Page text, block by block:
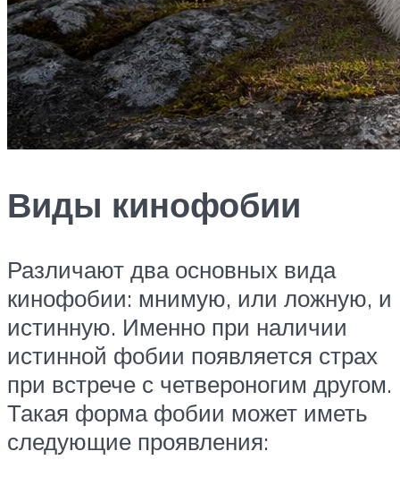
Виды кинофобии
Различают два основных вида
кинофобии: мнимую, или ложную, и
истинную. Именно при наличии
истинной фобии появляется страх
при встрече с четвероногим другом.
Такая форма фобии может иметь
следующие проявления: